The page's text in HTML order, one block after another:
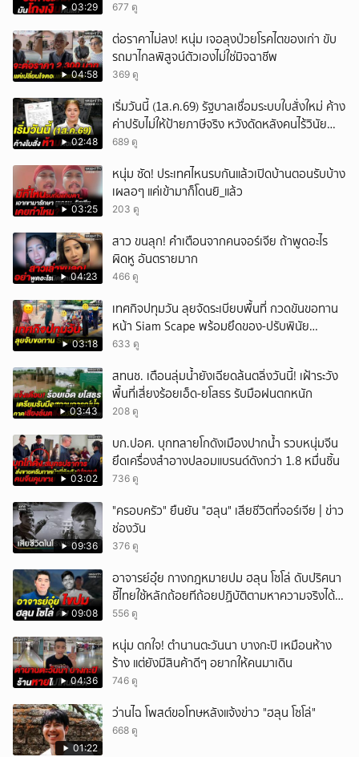
03:29 677 ดู
04:58
ต่อราคาไม่ลง! หนุ่ม เจอลุงป่วยโรคไตของเก่า ขับ
รถมาไกลพิสูจน์ตัวเองไม่ใช่มิจฉาชีพ
369 ดู
02:48
เริ่มวันนี้ (1ส.ค.69) รัฐบาลเชื่อมระบบใบสั่งใหม่ ค้าง
ค่าปรับไม่ให้ป้ายภาษีจริง หวังดัดหลังคนไร้วินัย
จราจร
689 ดู
03:25
หนุ่ม ซัด! ประเทศไหนรบกันแล้วเปิดบ้านตอนรับบ้าง
เผลอๆ แค่เข้ามาก็โดนยิ_แล้ว
203 ดู
04:23
สาว ขนลุก! คำเตือนจากคนจอร์เจีย ถ้าพูดอะไร
ผิดหู อันตรายมาก
466 ดู
03:18
เทศกิจปทุมวัน ลุยจัดระเบียบพื้นที่ กวดขันขอทาน
หน้า Siam Scape พร้อมยึดของ-ปรับพินัย
แผงลอย
633 ดู
03:43
สทนช. เตือนลุ่มน้ำยังเฉียดล้นตลิ่งวันนี้! เฝ้าระวัง
พื้นที่เสี่ยงร้อยเอ็ด-ยโสธร รับมือฝนตกหนัก
208 ดู
03:02
บก.ปอศ. บุกทลายโกดังเมืองปากน้ำ รวบหนุ่มจีน
ยึดเครื่องสำอางปลอมแบรนด์ดังกว่า 1.8 หมื่นชิ้น
736 ดู
09:36
"ครอบครัว" ยืนยัน "ฮลุน" เสียชีวิตที่จอร์เจีย | ข่าว
ช่องวัน
376 ดู
09:08
อาจารย์อุ๋ย กางกฎหมายปม ฮลุน โซโล่ ดับปริศนา
ชี้ไทยใช้หลักถ้อยทีถ้อยปฏิบัติตามหาความจริงได้
แม้ไร้สนธิสัญญา
556 ดู
04:36
หนุ่ม ตกใจ! ตำนานตะวันนา บางกะปิ เหมือนห้าง
ร้าง แต่ยังมีสินค้าดีๆ อยากให้คนมาเดิน
746 ดู
01:22
ว่านไฉ โพสต์ขอโทษหลังแจ้งข่าว "ฮลุน โซโล่"
668 ดู